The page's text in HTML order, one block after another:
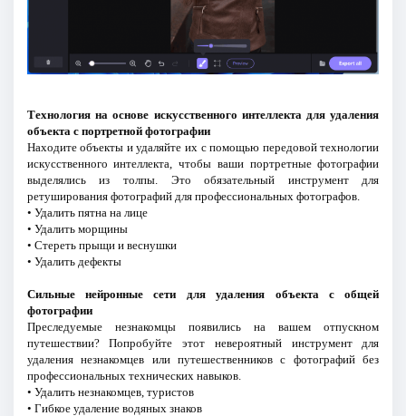
Технология на основе искусственного интеллекта для удаления
объекта с портретной фотографии
Находите объекты и удаляйте их с помощью передовой технологии
искусственного интеллекта, чтобы ваши портретные фотографии
выделялись из толпы. Это обязательный инструмент для
ретуширования фотографий для профессиональных фотографов.
• Удалить пятна на лице
• Удалить морщины
• Стереть прыщи и веснушки
• Удалить дефекты
Сильные нейронные сети для удаления объекта с общей
фотографии
Преследуемые незнакомцы появились на вашем отпускном
путешествии? Попробуйте этот невероятный инструмент для
удаления незнакомцев или путешественников с фотографий без
профессиональных технических навыков.
• Удалить незнакомцев, туристов
• Гибкое удаление водяных знаков